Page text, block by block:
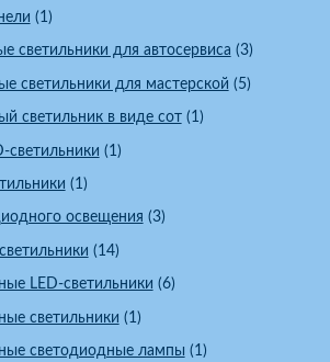
(1)
светильники для автосервиса (3)
светильники для мастерской (5)
светильник в виде сот(1)
светильники (1)
(1)
освещения (3)
(14)
LED-светильники (6)
светильники (1)
светодиодные лампы (1)